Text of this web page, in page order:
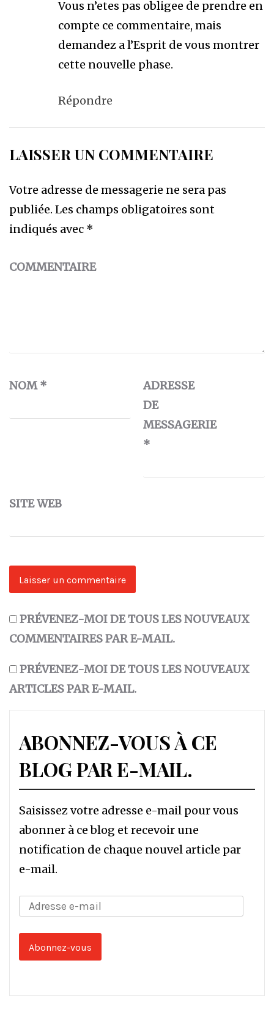
Vous n’etes pas obligee de prendre en
compte ce commentaire, mais
demandez a l’Esprit de vous montrer
cette nouvelle phase.
Répondre
LAISSER UN COMMENTAIRE
Votre adresse de messagerie ne sera pas
publiée. Les champs obligatoires sont
indiqués avec *
COMMENTAIRE
NOM*
ADRESSE
DE
MESSAGERIE
*
SITE WEB
PRÉVENEZ-MOI DE TOUS LES NOUVEAUX
COMMENTAIRES PAR E-MAIL.
PRÉVENEZ-MOI DE TOUS LES NOUVEAUX
ARTICLES PAR E-MAIL.
ABONNEZ-VOUS À CE
BLOG PAR E-MAIL.
Saisissez votre adresse e-mail pour vous
abonner à ce blog et recevoir une
notification de chaque nouvel article par
e-mail.
Adresse
mail
Abonnez-vous